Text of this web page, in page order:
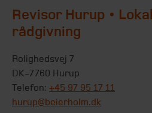
Revisor Hurup •
rådgivning
Rolighedsvej 7
DK-7760 Hurup
Telefon: +45 97 95 17 11
hurup@beierholm.dk